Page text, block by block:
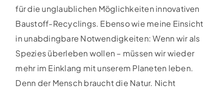
für die unglaublichen Möglichkeiten innovativen
Baustoff-Recyclings. Ebenso wie meine Einsicht
in unabdingbare Notwendigkeiten: Wenn wir als
Spezies überleben wollen – müssen wir wieder
mehr im Einklang mit unserem Planeten leben.
Denn der Mensch braucht die Natur. Nicht